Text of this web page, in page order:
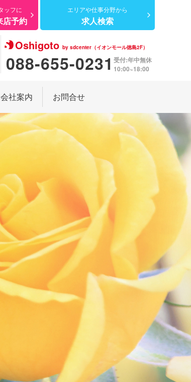
エリアや仕事分野から
求人検索
ッフに
店予約
Oshigotoby sdcenter（イオンモール徳島2F）
088-655-0231受付:年中無休
10:00~18:00
会社案内 お問合せ